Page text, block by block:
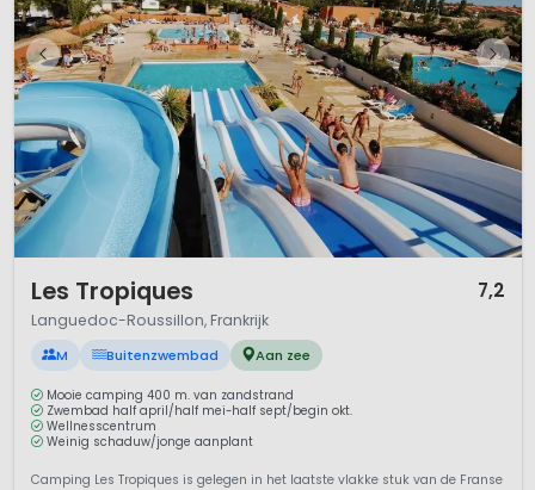
Les Tropiques 7,2
Languedoc-Roussillon, Frankrijk
M Buitenzwembad Aan zee
Mooie camping 400 m. van zandstrand
Zwembad half april/half mei-half sept/begin okt.
Wellnesscentrum
Weinig schaduw/jonge aanplant
Camping Les Tropiques is gelegen in het laatste vlakke stuk van de Franse